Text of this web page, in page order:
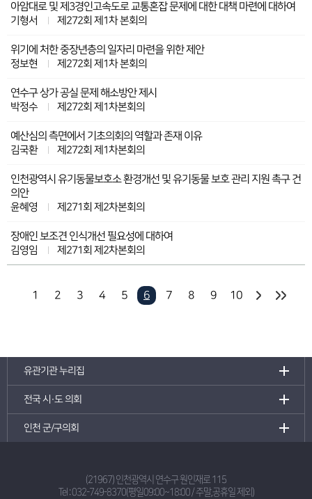
아암대로 및 제3경인고속도로 교통혼잡 문제에 대한 대책 마련에 대하여
기형서
제272회 제1차 본회의
위기에 처한 중장년층의 일자리 마련을 위한 제안
정보현
제272회 제1차 본회의
연수구 상가 공실 문제 해소방안 제시
박정수
제272회 제1차본회의
예산심의 측면에서 기초의회의 역할과 존재 이유
김국환
제272회 제1차본회의
인천광역시 유기동물보호소 환경개선 및 유기동물 보호 관리 지원 촉구 건
의안
윤혜영
제271회 제2차본회의
장애인 보조견 인식개선 필요성에 대하여
김영임
제271회 제2차본회의
1 2 3 4 5 6 7 8 9 10
유관기관 누리집
전국 시·도 의회
인천 군/구의회
(21967) 인천광역시 연수구 원인재로 115
Tel :032-749-8370(평일09:00~18:00 / 주말,공휴일 제외)